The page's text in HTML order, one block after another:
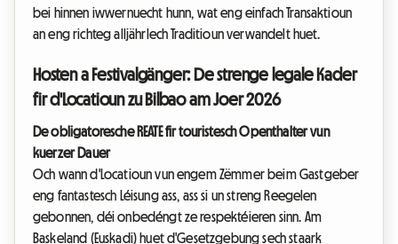
bei hinnen iwwernuecht hunn, wat eng einfach Transaktioun
an eng richteg alljährlech Traditioun verwandelt huet.
Hosten a Festivalgänger: De strenge legale Kader
fir d'Locatioun zu Bilbao am Joer 2026
De obligatoresche REATE fir touristesch Openthalter vun
kuerzer Dauer
Och wann d'Locatioun vun engem Zëmmer beim Gastgeber
eng fantastesch Léisung ass, ass si un streng Reegelen
gebonnen, déi onbedéngt ze respektéieren sinn. Am
Baskeland (Euskadi) huet d'Gesetzgebung sech staark